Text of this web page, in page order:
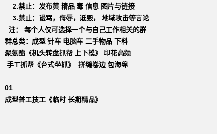
2.禁止：发布黄 精品 毒 信息 图片与链接
3.禁止：谩骂，侮辱，诋毁， 地域攻击等言论
注： 每个人仅可选择一个与自己工作相关的群
群总类：成型 针车 电脑车 二手物品 下料
聚氨酯《机头转盘抓帮 上下模》 印花高频
手工抓帮《台式坐抓》 拼缝卷边 包海绵
01
成型普工技工《临时 长期精品》